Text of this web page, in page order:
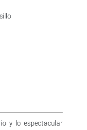
y lo espectacular